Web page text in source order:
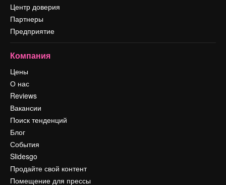
Центр доверия
Партнеры
Предприятие
Компания
Цены
О нас
Reviews
Вакансии
Поиск тенденций
Блог
События
Slidesgo
Продайте свой контент
Помещение для прессы